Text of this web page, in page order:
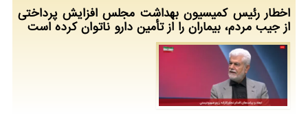
اخطار رئیس کمیسیون بهداشت مجلس افزایش پرداختی
از جیب مردم، بیماران را از تأمین دارو ناتوان کرده است